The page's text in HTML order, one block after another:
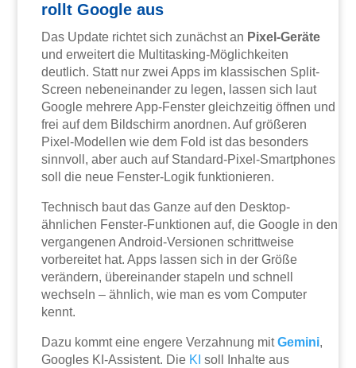
rollt Google aus
Das Update richtet sich zunächst an Pixel-Geräte
und erweitert die Multitasking-Möglichkeiten
deutlich. Statt nur zwei Apps im klassischen Split-
Screen nebeneinander zu legen, lassen sich laut
Google mehrere App-Fenster gleichzeitig öffnen und
frei auf dem Bildschirm anordnen. Auf größeren
Pixel-Modellen wie dem Fold ist das besonders
sinnvoll, aber auch auf Standard-Pixel-Smartphones
soll die neue Fenster-Logik funktionieren.
Technisch baut das Ganze auf den Desktop-
ähnlichen Fenster-Funktionen auf, die Google in den
vergangenen Android-Versionen schrittweise
vorbereitet hat. Apps lassen sich in der Größe
verändern, übereinander stapeln und schnell
wechseln – ähnlich, wie man es vom Computer
kennt.
Dazu kommt eine engere Verzahnung mitGemini,
Googles KI-Assistent. Die KI soll Inhalte aus